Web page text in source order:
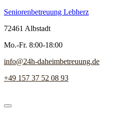
Seniorenbetreuung Lebherz
72461 Albstadt
Mo.-Fr. 8:00-18:00
info@24h-daheimbetreuung.de
+49 157 37 52 08 93